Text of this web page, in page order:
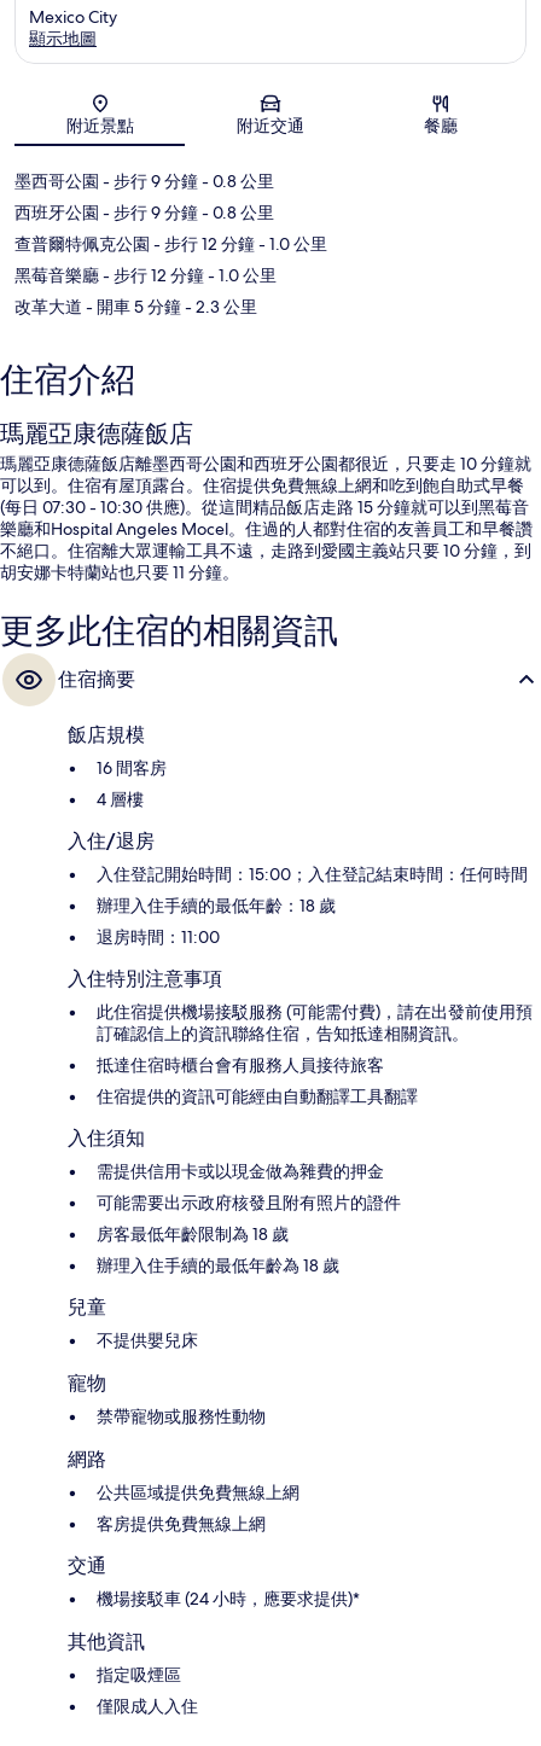
地圖
Mexico City
顯示地圖
附近景點 附近交通 餐廳
墨西哥公園 - 步行 9 分鐘- 0.8 公里
西班牙公園 - 步行 9 分鐘- 0.8 公里
查普爾特佩克公園 - 步行 12 分鐘- 1.0 公里
黑莓音樂廳- 步行 12 分鐘- 1.0 公里
改革大道 - 開車 5 分鐘- 2.3 公里
住宿介紹
瑪麗亞康德薩飯店
瑪麗亞康德薩飯店離墨西哥公園和西班牙公園都很近，只要走 10 分鐘就
可以到。住宿有屋頂露台。住宿提供免費無線上網和吃到飽自助式早餐
(每日 07:30 - 10:30 供應)。從這間精品飯店走路 15 分鐘就可以到黑莓音
樂廳和Hospital Angeles Mocel。住過的人都對住宿的友善員工和早餐讚
不絕口。住宿離大眾運輸工具不遠，走路到愛國主義站只要 10 分鐘，到
胡安娜卡特蘭站也只要 11 分鐘。
更多此住宿的相關資訊
住宿摘要
飯店規模
16 間客房
4 層樓
入住/退房
入住登記開始時間：15:00；入住登記結束時間：任何時間
辦理入住手續的最低年齡：18 歲
退房時間：11:00
入住特別注意事項
此住宿提供機場接駁服務 (可能需付費)，請在出發前使用預
訂確認信上的資訊聯絡住宿，告知抵達相關資訊。
抵達住宿時櫃台會有服務人員接待旅客
住宿提供的資訊可能經由自動翻譯工具翻譯
入住須知
需提供信用卡或以現金做為雜費的押金
可能需要出示政府核發且附有照片的證件
房客最低年齡限制為 18 歲
辦理入住手續的最低年齡為 18 歲
兒童
不提供嬰兒床
寵物
禁帶寵物或服務性動物
網路
公共區域提供免費無線上網
客房提供免費無線上網
交通
機場接駁車 (24 小時，應要求提供)*
其他資訊
指定吸煙區
僅限成人入住